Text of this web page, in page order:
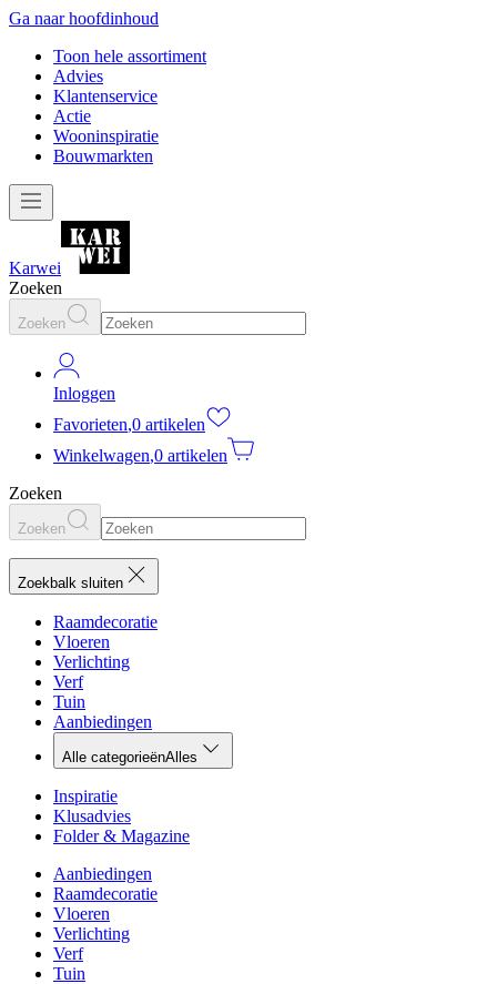
Ga naar hoofdinhoud
Toon hele assortiment
Advies
Klantenservice
Actie
Wooninspiratie
Bouwmarkten
Karwei
Zoeken
Zoeken
Inloggen
Favorieten,0 artikelen
Winkelwagen,0 artikelen
Zoeken
Zoeken
Zoekbalk sluiten
Raamdecoratie
Vloeren
Verlichting
Verf
Tuin
Aanbiedingen
Alle categorieënAlles
Inspiratie
Klusadvies
Folder & Magazine
Aanbiedingen
Raamdecoratie
Vloeren
Verlichting
Verf
Tuin